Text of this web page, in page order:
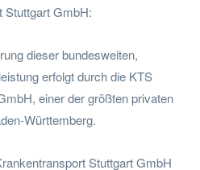
Stuttgart GmbH:
dieser bundesweiten,
erfolgt durch die KTS
einer der größten privaten
Württemberg.
Stuttgart GmbH